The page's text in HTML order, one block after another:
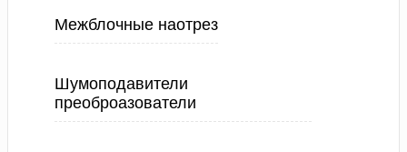
Межблочные наотрез
Шумоподавители
преоброазователи